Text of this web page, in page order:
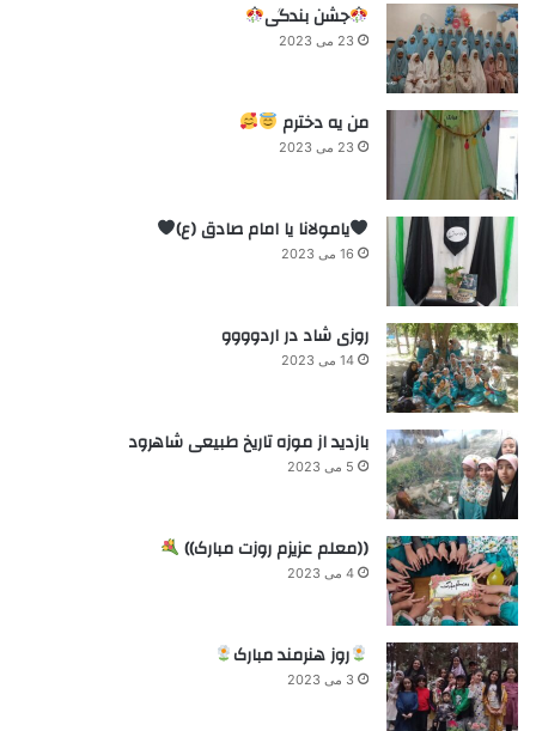
جشن بندگی
23 می 2023
من یه دخترم
23 می 2023
یامولانا یا امام صادق (ع)
16 می 2023
روزی شاد در اردوووو
14 می 2023
بازدید از موزه تاریخ طبیعی شاهرود
5 می 2023
((معلم عزیزم روزت مبارک))
4 می 2023
روز هنرمند مبارک
3 می 2023